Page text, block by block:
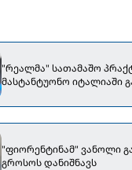
"რეალმა" სათამაშო
მასტანტუონო იტალიაში
"ფიორენტინამ" ვანოლი
გროსოს დანიშნავს